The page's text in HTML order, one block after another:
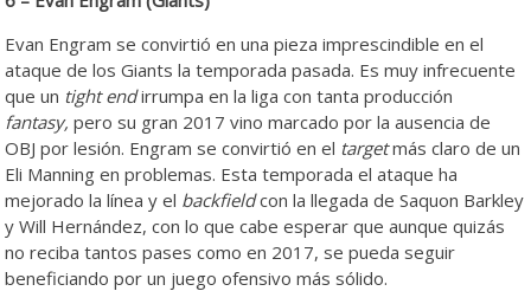
Evan Engram se convirtió en una pieza imprescindible en el
ataque de los Giants la temporada pasada. Es muy infrecuente
que un tight endirrumpa en la liga con tanta producción
fantasy,pero su gran 2017 vino marcado por la ausencia de
OBJ por lesión. Engram se convirtió en el targetmás claro de un
Eli Manning en problemas. Esta temporada el ataque ha
mejorado la línea y el backfieldcon la llegada de Saquon Barkley
y Will Hernández, con lo que cabe esperar que aunque quizás
no reciba tantos pases como en 2017, se pueda seguir
beneficiando por un juego ofensivo más sólido.